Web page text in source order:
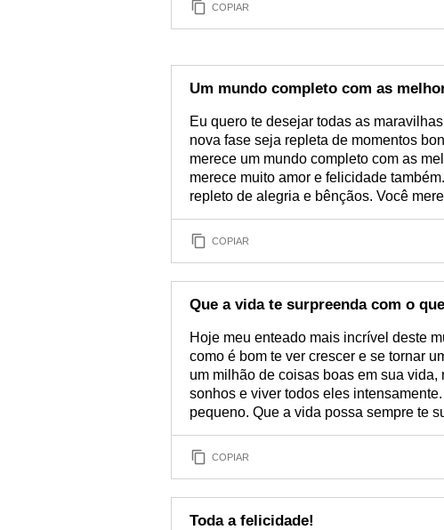
COPIAR
Um mundo completo com as
Eu quero te desejar todas as
nova fase seja repleta de momentos
merece um mundo completo com as
merece muito amor e felicidade
repleto de alegria e bênçãos. Você
COPIAR
Que a vida te surpreenda com o
Hoje meu enteado mais incrível deste
como é bom te ver crescer e se tornar
um milhão de coisas boas em sua
sonhos e viver todos eles
pequeno. Que a vida possa sempre te
COPIAR
Toda a felicidade!